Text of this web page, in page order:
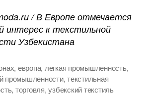
/ В Европе отмечается
интерес к текстильной
Узбекистана
, европа, легкая промышленность,
промышленности,текстильная
, торговля,узбекский текстиль